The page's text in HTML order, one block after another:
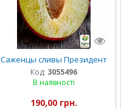
Саженцы сливы Президент
Код: 3055496
В наявності
190,00 грн.